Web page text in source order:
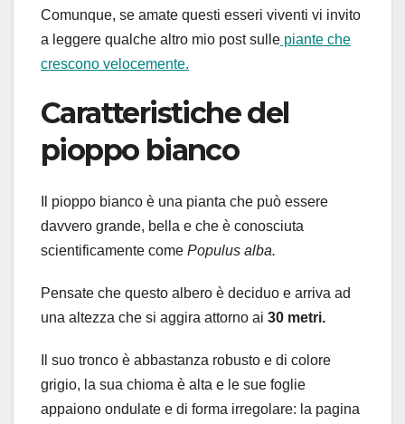
Comunque, se amate questi esseri viventi vi invito
a leggere qualche altro mio post sulle piante che
crescono velocemente.
Caratteristiche del
pioppo bianco
Il pioppo bianco è una pianta che può essere
davvero grande, bella e che è conosciuta
scientificamente come Populus alba.
Pensate che questo albero è deciduo e arriva ad
una altezza che si aggira attorno ai 30 metri.
Il suo tronco è abbastanza robusto e di colore
grigio, la sua chioma è alta e le sue foglie
appaiono ondulate e di forma irregolare: la pagina